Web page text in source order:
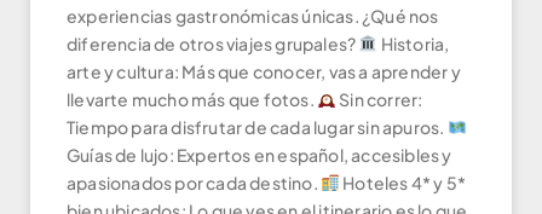
experiencias gastronómicas únicas. ¿Qué nos
diferencia de otros viajes grupales?
Historia,
arte y cultura: Más que conocer, vas a aprender y
llevarte mucho más que fotos.
Sin correr:
Tiempo para disfrutar de cada lugar sin apuros.
Guías de lujo: Expertos en español, accesibles y
apasionados por cada destino.
Hoteles 4* y 5*